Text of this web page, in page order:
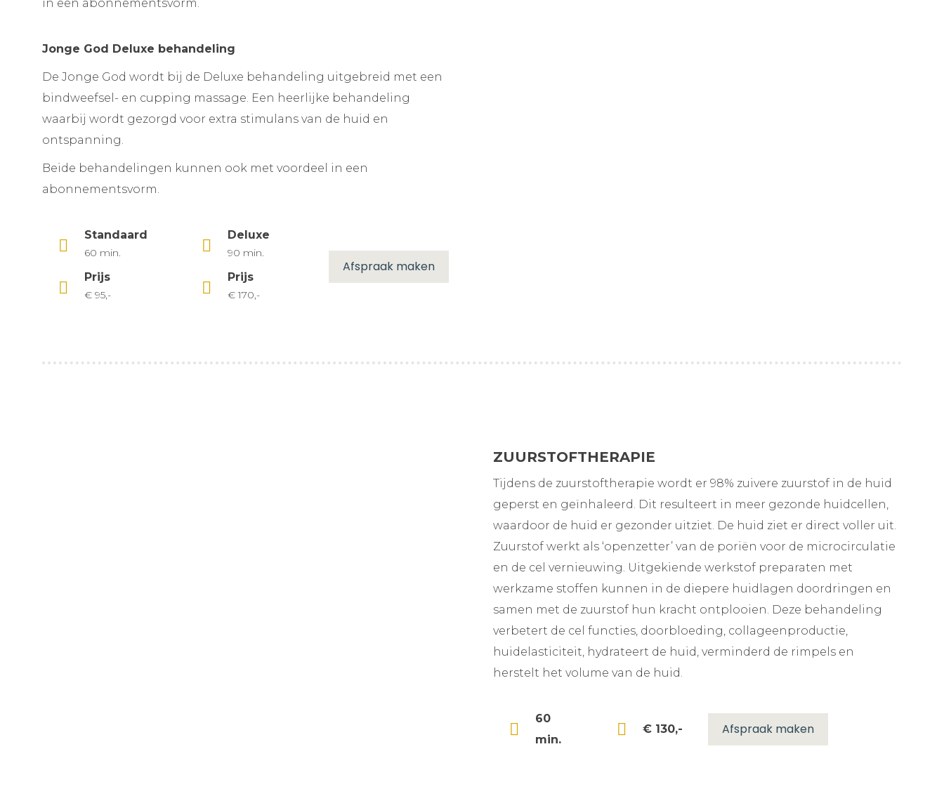
in een abonnementsvorm.
Jonge God Deluxe behandeling
De Jonge God wordt bij de Deluxe behandeling uitgebreid met een
bindweefsel- en cupping massage. Een heerlijke behandeling
waarbij wordt gezorgd voor extra stimulans van de huid en
ontspanning.
Beide behandelingen kunnen ook met voordeel in een
abonnementsvorm.
Standaard
60 min.
Prijs
€ 95,-
Deluxe
90 min.
Prijs
€ 170,-
Afspraak maken
ZUURSTOFTHERAPIE
Tijdens de zuurstoftherapie wordt er 98% zuivere zuurstof in de huid
geperst en geïnhaleerd. Dit resulteert in meer gezonde huidcellen,
waardoor de huid er gezonder uitziet. De huid ziet er direct voller uit.
Zuurstof werkt als ‘openzetter’ van de poriën voor de microcirculatie
en de cel vernieuwing. Uitgekiende werkstof preparaten met
werkzame stoffen kunnen in de diepere huidlagen doordringen en
samen met de zuurstof hun kracht ontplooien. Deze behandeling
verbetert de cel functies, doorbloeding, collageenproductie,
huidelasticiteit, hydrateert de huid, verminderd de rimpels en
herstelt het volume van de huid.
60
min.
€ 130,- Afspraak maken